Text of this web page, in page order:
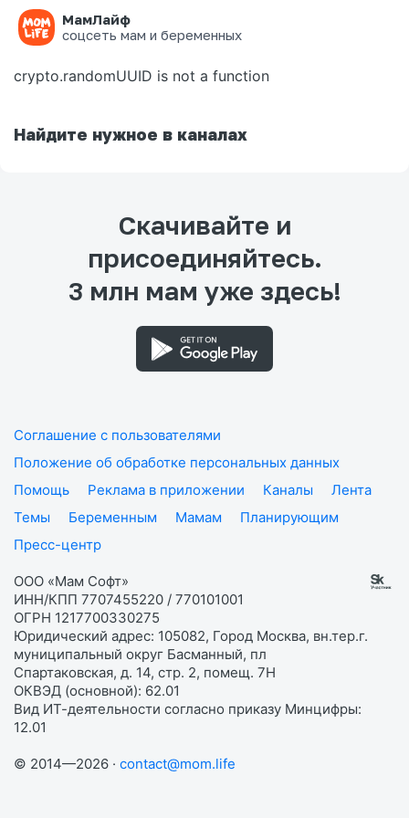
МамЛайф
соцсеть мам и беременных
Ошибка на странице
crypto.randomUUID is not a function
Найдите нужное в каналах
Скачивайте и
присоединяйтесь.
3 млн мам уже здесь!
Соглашение с пользователями
Положение об обработке персональных данных
Помощь
Реклама в приложении Каналы
Лента
Темы
Беременным Мамам
Планирующим
Пресс-центр
ООО «Мам Софт»
ИНН/КПП 7707455220 / 770101001
ОГРН 1217700330275
Юридический адрес: 105082, Город Москва, вн.тер.г.
муниципальный округ Басманный, пл
Спартаковская, д. 14, стр. 2, помещ. 7Н
ОКВЭД (основной): 62.01
Вид ИТ-деятельности согласно приказу Минцифры:
12.01
© 2014—2026 · contact@mom.life